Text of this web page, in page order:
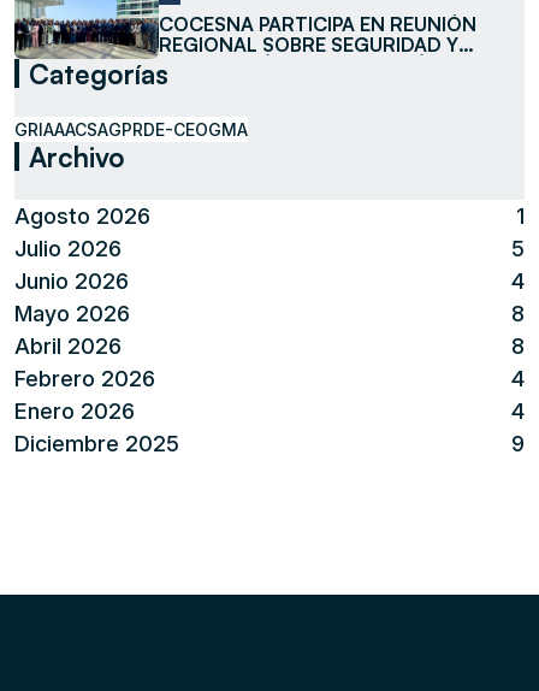
COCESNA PARTICIPA EN REUNIÓN
REGIONAL SOBRE SEGURIDAD Y
FACILITACIÓN DE LA AVIACIÓN
Categorías
GRIAAACSAGPRDE-CEOGMA
Archivo
Agosto 2026
1
Julio 2026
5
Junio 2026
4
Mayo 2026
8
Abril 2026
8
Febrero 2026
4
Enero 2026
4
Diciembre 2025
9